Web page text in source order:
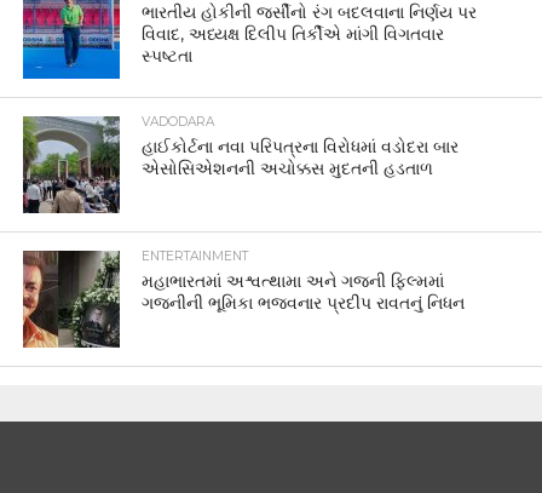
ભારતીય હોકીની જર્સીનો રંગ બદલવાના નિર્ણય પર
વિવાદ, અધ્યક્ષ દિલીપ તિર્કીએ માંગી વિગતવાર
સ્પષ્ટતા
VADODARA
હાઈકોર્ટના નવા પરિપત્રના વિરોધમાં વડોદરા બાર
એસોસિએશનની અચોક્કસ મુદતની હડતાળ
ENTERTAINMENT
મહાભારતમાં અશ્વત્થામા અને ગજની ફિલ્મમાં
ગજનીની ભૂમિકા ભજવનાર પ્રદીપ રાવતનું નિધન